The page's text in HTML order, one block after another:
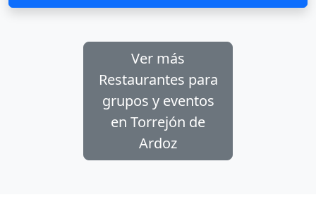
Ver más
Restaurantes para
grupos y eventos
en Torrejón de
Ardoz